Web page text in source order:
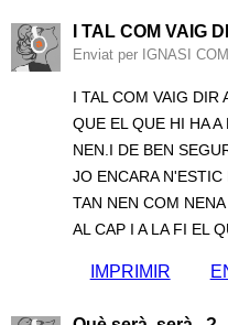
I TAL COM VAIG
Enviat per IGNASI
I TAL COM VAIG DIR
QUE EL QUE HI HA A
NEN.I DE BEN
JO ENCARA N'ESTIC
TAN NEN COM
AL CAP I A LA FI EL
IMPRIMIR